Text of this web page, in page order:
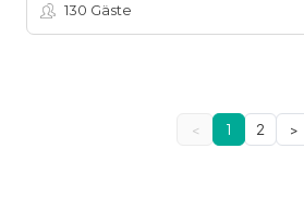
130 Gäste
< 1 2 >